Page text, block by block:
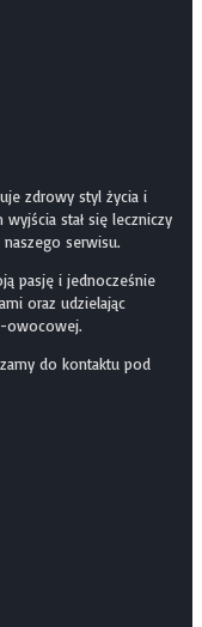
zdrowy styl życia i
stał się leczniczy
serwisu.
pasję i jednocześnie
oraz udzielając
owocowej.
do kontaktu pod